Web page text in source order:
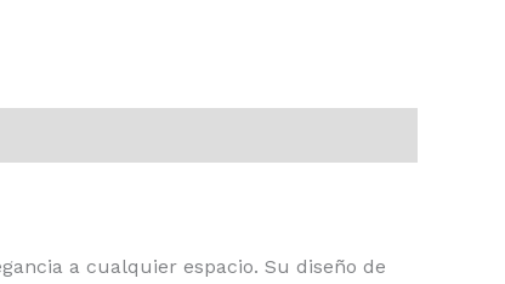
a cualquier espacio. Su diseño de